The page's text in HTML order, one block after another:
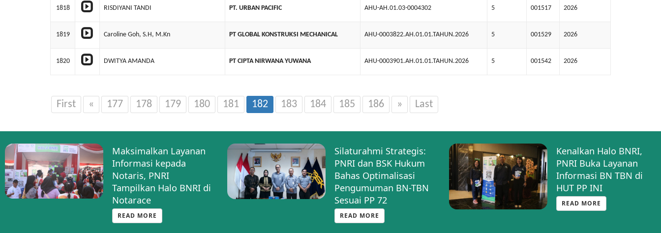
1818 RISDIYANI TANDI PT. URBAN PACIFIC AHU-AH.01.03-0004302 5 001517 2026
1819 Caroline Goh, S.H, M.Kn PT GLOBAL KONSTRUKSI MECHANICAL AHU-0003822.AH.01.01.TAHUN.2026 5 001529 2026
1820 DWITYA AMANDA PT CIPTA NIRWANA YUWANA AHU-0003901.AH.01.01.TAHUN.2026 5 001542 2026
First « 177 178 179 180 181 182 183 184 185 186 » Last
Maksimalkan Layanan
Informasi kepada
Notaris, PNRI
Tampilkan Halo BNRI di
Notarace
READ MORE
Silaturahmi Strategis:
PNRI dan BSK Hukum
Bahas Optimalisasi
Pengumuman BN-TBN
Sesuai PP 72
READ MORE
Kenalkan Halo BNRI,
PNRI Buka Layanan
Informasi BN TBN di
HUT PP INI
READ MORE